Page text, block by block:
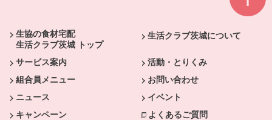
生協の食材宅配
生活クラブ茨城 トップ
生活クラブ茨城について
サービス案内
活動・とりくみ
組合員メニュー
お問い合わせ
ニュース
イベント
キャンペーン
よくあるご質問